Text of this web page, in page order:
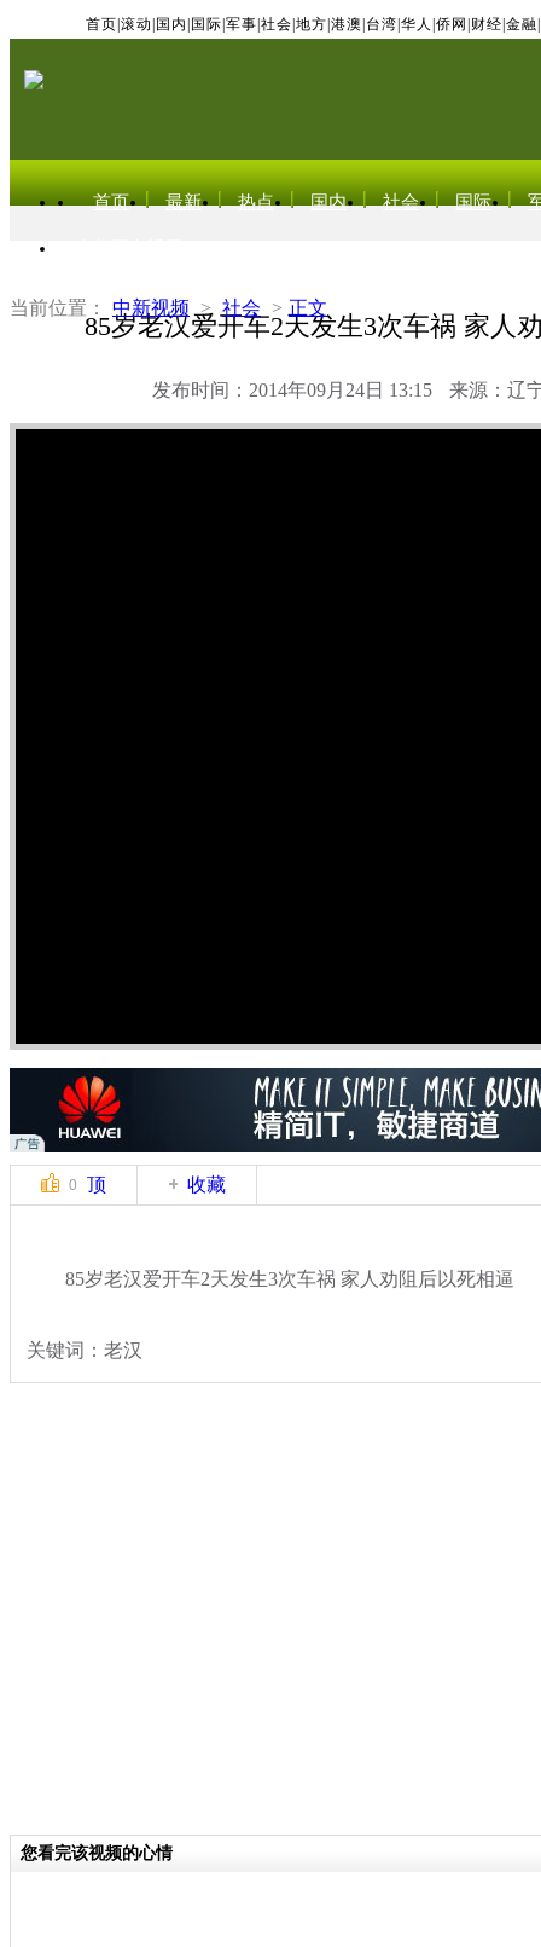
首页 滚动 国内 国际 军事 社会 地方 港澳 台湾 华人 侨网 财经 金融
首页 最新 热点 国内 社会 国际
当前位置： 中新视频 > 社会 > 正文
85岁老汉爱开车2天发生3次车祸 家人
发布时间：2014年09月24日 13:15 来源：辽
0 顶 收藏
85岁老汉爱开车2天发生3次车祸 家人劝阻后以死相逼
关键词：老汉
您看完该视频的心情